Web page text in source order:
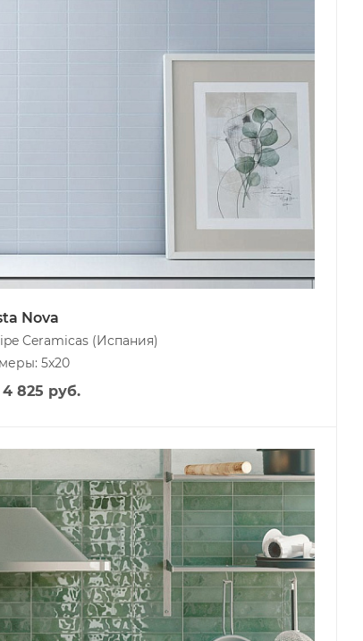
Nova
Ceramicas (Испания)
5x20
825 руб.